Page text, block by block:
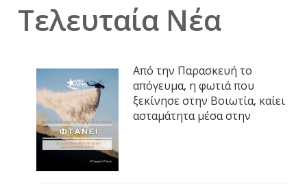
Τελευταία Νέα
Από την Παρασκευή το
απόγευμα, η φωτιά που
ξεκίνησε στην Βοιωτία, καίει
ασταμάτητα μέσα στην